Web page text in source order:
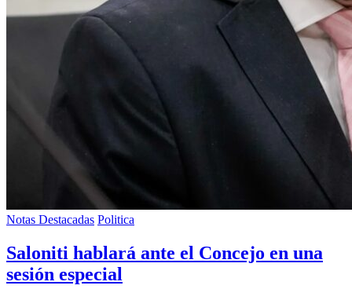
Notas Destacadas Politica
Saloniti hablará ante el Concejo en una
sesión especial